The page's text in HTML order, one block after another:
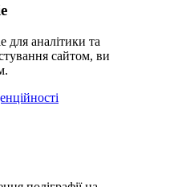
аналітики та
сайтом, ви